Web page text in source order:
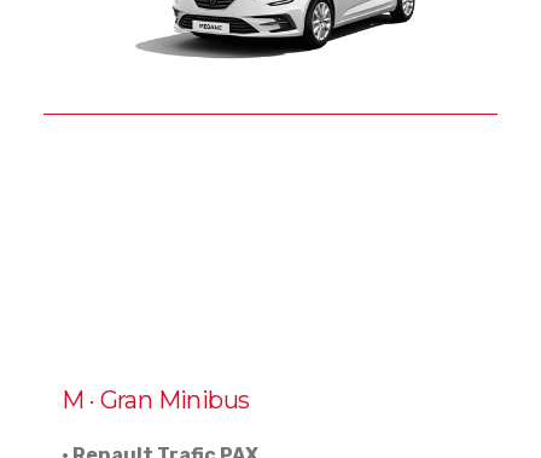
M · Gran Minibus